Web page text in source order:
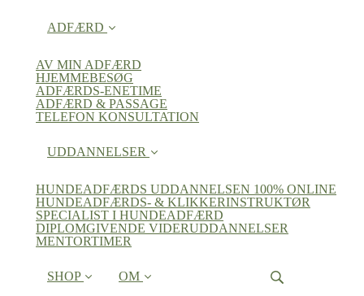
ADFÆRD
AV MIN ADFÆRD
HJEMMEBESØG
ADFÆRDS-ENETIME
ADFÆRD & PASSAGE
TELEFON KONSULTATION
UDDANNELSER
HUNDEADFÆRDS UDDANNELSEN 100% ONLINE
HUNDEADFÆRDS- & KLIKKERINSTRUKTØR
SPECIALIST I HUNDEADFÆRD
DIPLOMGIVENDE VIDERUDDANNELSER
MENTORTIMER
SHOP OM